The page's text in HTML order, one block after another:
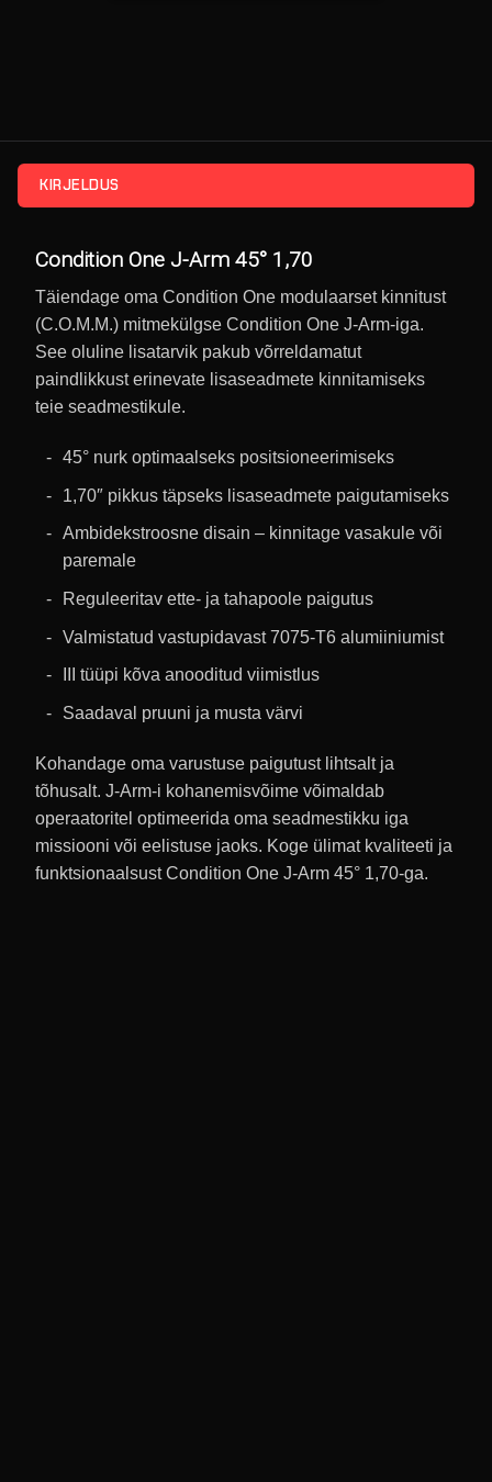
KIRJELDUS
Condition One J-Arm 45° 1,70
Täiendage oma Condition One modulaarset kinnitust
(C.O.M.M.) mitmekülgse Condition One J-Arm-iga.
See oluline lisatarvik pakub võrreldamatut
paindlikkust erinevate lisaseadmete kinnitamiseks
teie seadmestikule.
45° nurk optimaalseks positsioneerimiseks
1,70″ pikkus täpseks lisaseadmete paigutamiseks
Ambidekstroosne disain – kinnitage vasakule või
paremale
Reguleeritav ette- ja tahapoole paigutus
Valmistatud vastupidavast 7075-T6 alumiiniumist
III tüüpi kõva anooditud viimistlus
Saadaval pruuni ja musta värvi
Kohandage oma varustuse paigutust lihtsalt ja
tõhusalt. J-Arm-i kohanemisvõime võimaldab
operaatoritel optimeerida oma seadmestikku iga
missiooni või eelistuse jaoks. Koge ülimat kvaliteeti ja
funktsionaalsust Condition One J-Arm 45° 1,70-ga.